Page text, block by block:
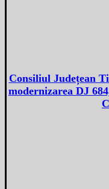
Consiliul Județean
modernizarea DJ